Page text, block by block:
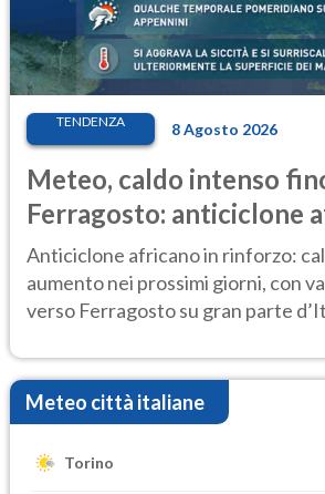
TENDENZA 8 Agosto 2026
Meteo, caldo intenso
Ferragosto: anticiclone
ancora protagonista
Anticiclone africano in rinforzo:
aumento nei prossimi giorni, con
verso Ferragosto su gran parte
Meteo città italiane
Torino